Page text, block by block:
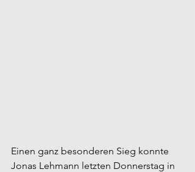
Einen ganz besonderen Sieg konnte
Jonas Lehmann letzten Donnerstag in